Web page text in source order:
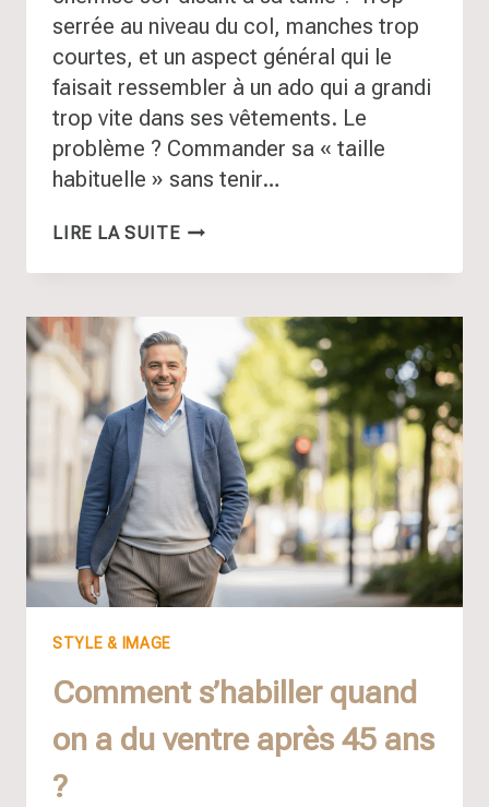
serrée au niveau du col, manches trop
courtes, et un aspect général qui le
faisait ressembler à un ado qui a grandi
trop vite dans ses vêtements. Le
problème ? Commander sa « taille
habituelle » sans tenir…
LIRE LA SUITEGUIDE
TAILLES
LE
SEUL
GUIDE
DONT
TU
AURAS
BESOIN
(AVEC
CORRESPONDANCES
FR/US/UK)
STYLE & IMAGE
Comment s’habiller quand
on a du ventre après 45 ans
?